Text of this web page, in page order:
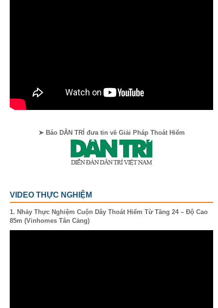
➤ Báo DÂN TRÍ đưa tin về Giải Pháp Thoát Hiểm
VIDEO THỰC NGHIỆM
1. Nhảy Thực Nghiệm Cuộn Dây Thoát Hiểm Từ Tầng 24 – Độ Cao
85m (Vinhomes Tân Cảng)